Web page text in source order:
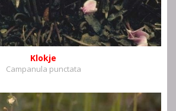
Klokje
Campanula punctata